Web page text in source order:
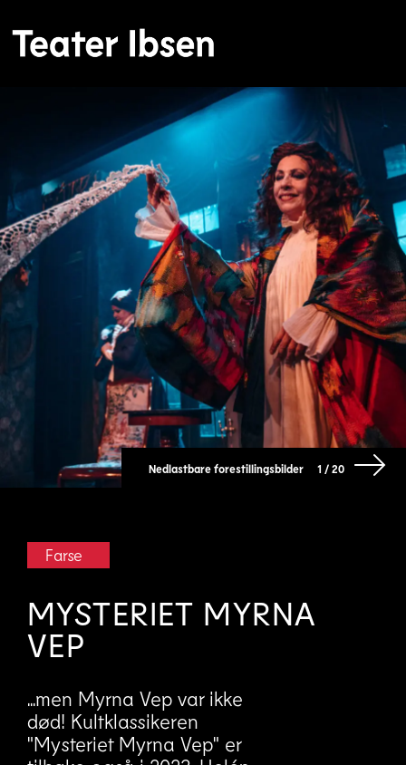
Nedlastbare forestillingsbilder 1 / 20
Farse
MYSTERIET MYRNA
VEP
...men Myrna Vep var ikke
død! Kultklassikeren
"Mysteriet Myrna Vep" er